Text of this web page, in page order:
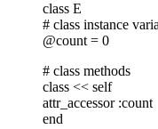
class E
# class instance
@count = 0
# class methods
class << self
attr_accessor :count
end